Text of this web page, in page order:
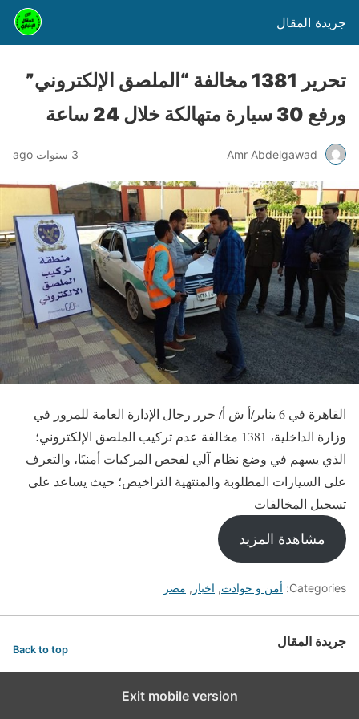
جريدة المقال
تحرير 1381 مخالفة “الملصق الإلكتروني”
ورفع 30 سيارة متهالكة خلال 24 ساعة
Amr Abdelgawad 3 سنوات ago
القاهرة في 6 يناير/أ ش أ/ حرر رجال الإدارة العامة للمرور في
وزارة الداخلية، 1381 مخالفة عدم تركيب الملصق الإلكتروني؛
الذي يسهم في وضع نظام آلي لفحص المركبات أمنيًا، والتعرف
على السيارات المطلوبة والمنتهية التراخيص؛ حيث يساعد على
تسجيل المخالفات
مشاهدة المزيد
Categories: أمن و حوادث, اخبار , مصر
جريدة المقال Back to top
Exit mobile version